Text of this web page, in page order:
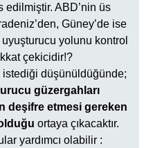
edilmiştir. ABD’nin üs
Güney’de ise
yolunu kontrol
çekicidir!?
istediği düşünüldüğünde;
güzergahları
deşifre etmesi gereken
ortaya çıkacaktır.
yardımcı olabilir :